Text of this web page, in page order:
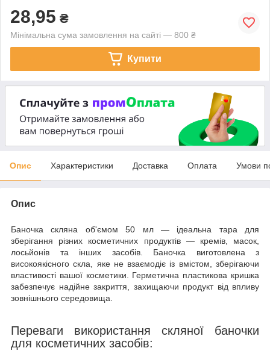
28,95 ₴
Мінімальна сума замовлення на сайті — 800 ₴
Купити
Опис Характеристики Доставка Оплата Умови
Опис
Баночка скляна об'ємом 50 мл — ідеальна тара для
зберігання різних косметичних продуктів — кремів, масок,
лосьйонів та інших засобів. Баночка виготовлена з
високоякісного скла, яке не взаємодіє із вмістом, зберігаючи
властивості вашої косметики. Герметична пластикова кришка
забезпечує надійне закриття, захищаючи продукт від впливу
зовнішнього середовища.
Переваги використання скляної баночки
для косметичних засобів: